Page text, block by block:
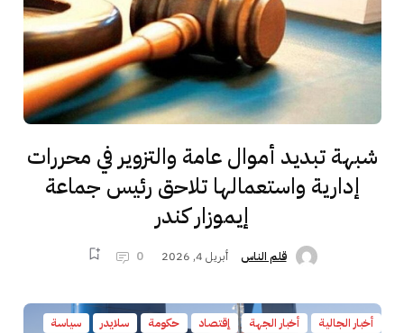
شبهة تبديد أموال عامة والتزوير في محررات
إدارية واستعمالها تلاحق رئيس جماعة
إيموزار كندر
قلم الناس أبريل 4, 2026 0
أخبار الجالية أخبار الجهة إقتصاد حكومة سلايدر
سياسة